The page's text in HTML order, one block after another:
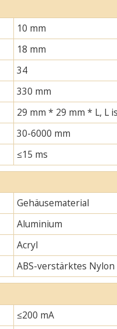
10 mm
18 mm
34
330 mm
29 mm * 29 mm * L, L
30-6000 mm
≤15 ms
Gehäusematerial
Aluminium
Acryl
ABS-verstärktes Nylon
≤200 mA